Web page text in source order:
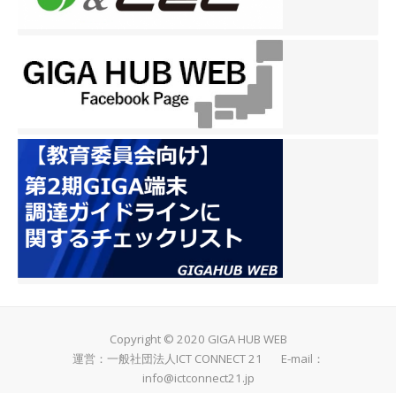
Copyright © 2020 GIGA HUB WEB
運営：一般社団法人ICT CONNECT 21 E-mail：
info@ictconnect21.jp